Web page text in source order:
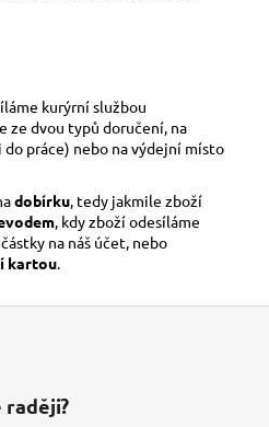
kurýrní službou
ze dvou typů doručení, na
práce) nebo na výdejní místo
dobírku , tedy jakmile zboží
, kdy zboží odesíláme
na náš účet, nebo
kartou